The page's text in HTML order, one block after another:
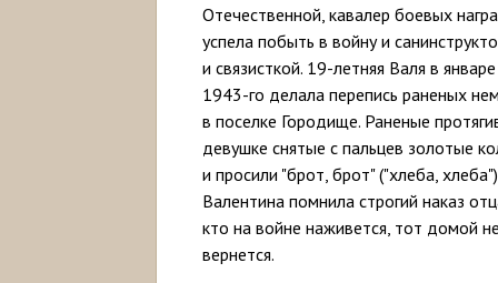
Отечественной, кавалер боевых
успела побыть в войну и
и связисткой. 19-летняя Валя в январе
1943-го делала перепись раненых
в поселке Городище. Раненые
девушке снятые с пальцев золотые
и просили "брот, брот" ("хлеба,
Валентина помнила строгий наказ
кто на войне наживется, тот домой
вернется.